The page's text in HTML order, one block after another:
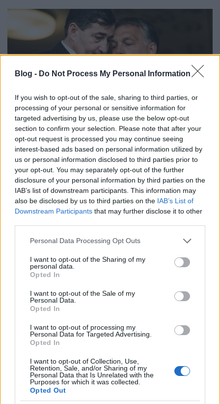
Blog - Do Not Process My Personal Information
If you wish to opt-out of the sale, sharing to third parties, or
processing of your personal or sensitive information for
targeted advertising by us, please use the below opt-out
section to confirm your selection. Please note that after your
opt-out request is processed you may continue seeing
interest-based ads based on personal information utilized by
us or personal information disclosed to third parties prior to
your opt-out. You may separately opt-out of the further
disclosure of your personal information by third parties on the
IAB’s list of downstream participants. This information may
also be disclosed by us to third parties on the IAB’s List of
Downstream Participants that may further disclose it to other
Please note that this website/app uses one or more Google
not limited to your visit or usage behaviour. You may click to
grant or deny consent to Google and its third-party tags to
use your data for below specified purposes in below Google
consent section.
Personal Data Processing Opt Outs
I want to opt-out of the Sharing of my
personal data.
Opted In
I want to opt-out of the Sale of my
Personal Data.
Opted In
I want to opt-out of processing my
Personal Data for Targeted Advertising.
Opted In
I want to opt-out of Collection, Use,
Retention, Sale, and/or Sharing of my
Personal Data that Is Unrelated with the
Purposes for which it was collected.
Opted Out
A piac információk egybecsengenek: ha a
Népszabadság bezárása miatti botrány nem
napoltatja el velük, akkor néhány napon, esetleg
héten belül bejelentik, hogy a Mediaworks az
Opimus Presshez kerül, amit szegről-végről
Mészároshoz köt mindenki.
Ha nem hozzá kerül végül, akkor a Duna Aszfalthoz,
mindegy csak ne Simicskához, Habonyhoz vagy
külföldihez. Orbántól független hatalmi centrum
létrejöttének még az esélyéjét is meg kell
akadályozni.
állami pénzek kiszivattyúzásáról, a közpénzek ezen
jellegének tudatos elveszítéséről, mint a
A nyilvánosság majd korlátozódik
magától.
De aki nincs benne, aki nem elég tájékozott, az
könnyen hiheti azt, hogy lám-lám a jobbos média
virul, egyre csak bővülnek a birodalmak, biztos
azért, mert megélnek a piacról, mert van kereslet
arra, amit csinálnak.
Miközben dehogy. Vagy csak alig. Ha volna, akkor